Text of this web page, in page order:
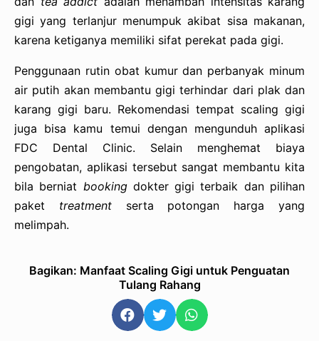
gigi yang terlanjur menumpuk akibat sisa makanan,
karena ketiganya memiliki sifat perekat pada gigi.
Penggunaan rutin obat kumur dan perbanyak minum
air putih akan membantu gigi terhindar dari plak dan
karang gigi baru. Rekomendasi tempat scaling gigi
juga bisa kamu temui dengan mengunduh aplikasi
FDC Dental Clinic. Selain menghemat biaya
pengobatan, aplikasi tersebut sangat membantu kita
bila berniat bookingdokter gigi terbaik dan pilihan
paket treatmentserta potongan harga yang
melimpah.
Bagikan: Manfaat Scaling Gigi untuk Penguatan
Tulang Rahang